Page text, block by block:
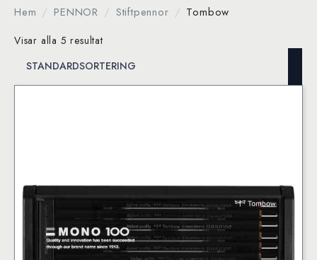
Hem PENNOR Stiftpennor Tombow
Visar alla 5 resultat